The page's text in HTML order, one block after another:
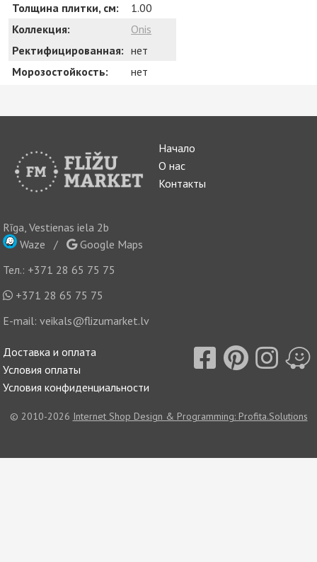
Толщина плитки, см:
1.00
Коллекция:
Onis
Ректифицированная: нет
Морозостойкость:
нет
Rīga, Vestienas iela 2b
Waze /
Google Maps
Тел.: +371 28 65 75 75
+371 28 65 75 75
E-mail:veikals@flizumarket.lv
Начало
О нас
Контакты
Доставка и оплата
Условия оплаты
Условия конфиденциальности
© 2010-2026 Internet Shop Design & Programming: Profita.Solutions